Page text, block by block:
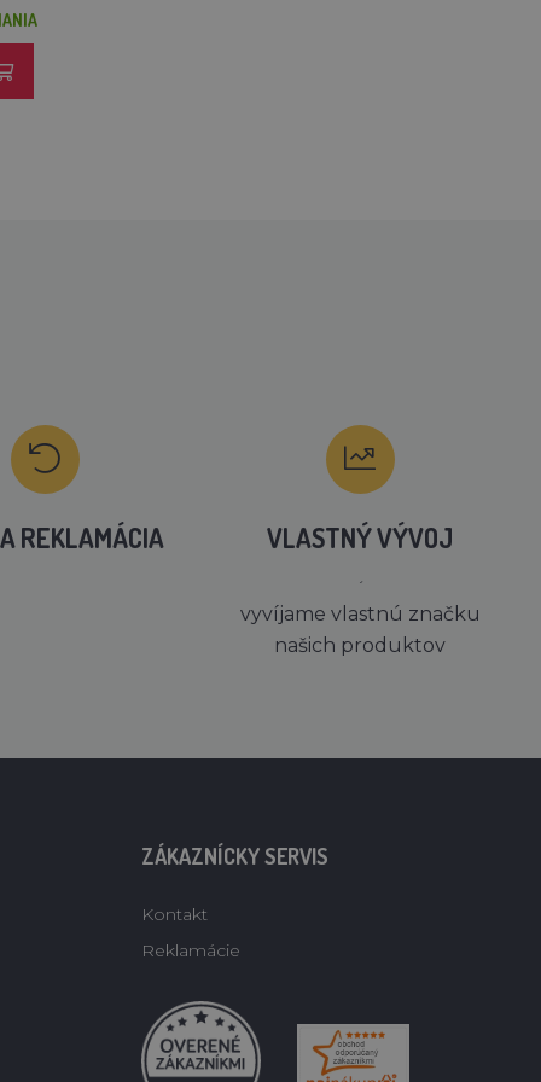
REKLAMÁCIA VLASTNÝ VÝVOJ
´
vyvíjame vlastnú značku
našich produktov
ZÁKAZNÍCKY SERVIS
Kontakt
Reklamácie